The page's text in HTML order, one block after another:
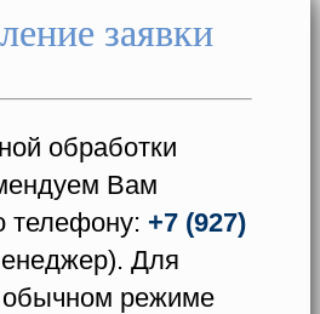
заявки
обработки
Вам
телефону: +7 (927)
Для
обычном режиме